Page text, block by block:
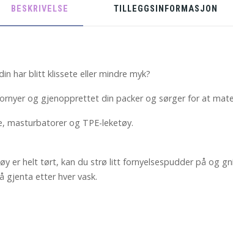
BESKRIVELSE TILLEGGSINFORMASJON
har blitt klissete eller mindre myk?
og gjenopprettet din packer og sørger for at
masturbatorer og TPE-leketøy.
er helt tørt, kan du strø litt fornyelsespudder på og
gjenta etter hver vask.